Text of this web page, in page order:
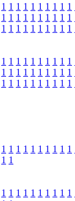
1 1 1 1 1 1 1 1 1 1
1 1 1 1 1 1 1 1 1 1
1 1 1 1 1 1 1 1 1 1
1 1 1 1 1 1 1 1 1 1
1 1 1 1 1 1 1 1 1 1
1 1 1 1 1 1 1 1 1 1
1 1 1 1 1 1 1 1 1 1
1 1
1 1 1 1 1 1 1 1 1 1